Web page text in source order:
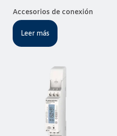
Accesorios de conexión
Leer más